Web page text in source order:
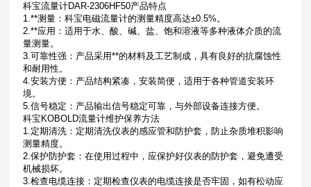
科宝流量计DAR-2306HF50产品特点
1.**测量：科宝电磁流量计的测量精度高达±0.5%。
2.**应用：适用于水、酸、碱、盐、饱和溶液等多种液体介质的流
量测量。
3.可靠性强：产品采用**的材料及工艺制成，具有良好的抗腐蚀性
和耐用性。
4.安装方便：产品结构紧凑，安装简便，适用于各种管道安装环
境。
5.信号稳定：产品输出信号稳定可靠，与外部设备连接方便。
科宝KOBOLD流量计维护保养方法
1.定期清洗：定期清洗仪表的感应管和防护套，防止杂质堆积影响
测量精度。
2.保护防护套：在使用过程中，应保护好仪表的防护套，避免遭受
机械损坏。
3.检查电缆连接：定期检查仪表的电缆连接是否牢固，如有松动应